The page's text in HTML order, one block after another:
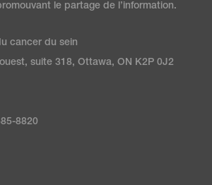
le partage de l’information.
cancer du sein
suite 318, Ottawa, ON K2P 0J2
8820